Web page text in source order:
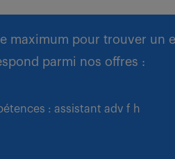
maximum pour trouver un
parmi nos offres :
: assistant adv f h